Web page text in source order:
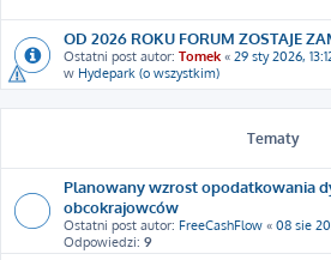
OD 2026 ROKU FORUM ZOSTAJE
Ostatni post autor: Tomek « 29 sty 2026,
w Hydepark (o wszystkim)
Tematy
Planowany wzrost opodatkowania
obcokrajowców
Ostatni post autor: FreeCashFlow « 08 sie
Odpowiedzi: 9